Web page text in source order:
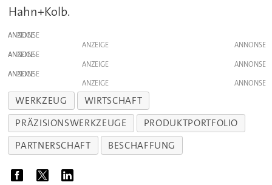
Hahn+Kolb.
ANZEIGE
ANZEIGE
ANZEIGE
ANZEIGE
ANZEIGE
ANZEIGE
WERKZEUG
WIRTSCHAFT
PRÄZISIONSWERKZEUGE
PRODUKTPORTFOLIO
PARTNERSCHAFT
BESCHAFFUNG